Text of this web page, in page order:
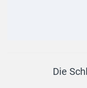
Die